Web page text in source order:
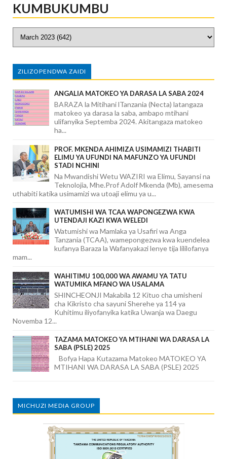
KUMBUKUMBU
ZILIZOPENDWA ZAIDI
ANGALIA MATOKEO YA DARASA LA SABA 2024
BARAZA la Mitihani lTanzania (Necta) latangaza
matokeo ya darasa la saba, ambapo mtihani
ulifanyika Septemba 2024. Akitangaza matokeo
ha...
PROF. MKENDA AHIMIZA USIMAMIZI THABITI
ELIMU YA UFUNDI NA MAFUNZO YA UFUNDI
STADI NCHINI
Na Mwandishi Wetu WAZIRI wa Elimu, Sayansi na
Teknolojia, Mhe.Prof Adolf Mkenda (Mb), amesema
uthabiti katika usimamizi wa utoaji elimu ya u...
WATUMISHI WA TCAA WAPONGEZWA KWA
UTENDAJI KAZI KWA WELEDI
Watumishi wa Mamlaka ya Usafiri wa Anga
Tanzania (TCAA), wamepongezwa kwa kuendelea
kufanya Baraza la Wafanyakazi lenye tija lililofanya
mam...
WAHITIMU 100,000 WA AWAMU YA TATU
WATUMIKA MFANO WA USALAMA
SHINCHEONJI Makabila 12 Kituo cha umisheni
cha Kikristo cha sayuni Sherehe ya 114 ya
Kuhitimu iliyofanyika katika Uwanja wa Daegu
Novemba 12...
TAZAMA MATOKEO YA MTIHANI WA DARASA LA
SABA (PSLE) 2025
Bofya Hapa Kutazama Matokeo MATOKEO YA
MTIHANI WA DARASA LA SABA (PSLE) 2025
MICHUZI MEDIA GROUP